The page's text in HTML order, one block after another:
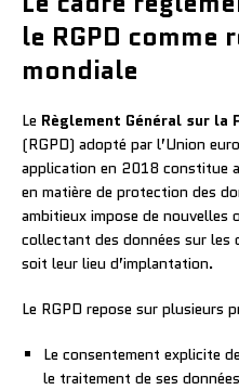
le RGPD comme
mondiale
Le Règlement Général sur la
(RGPD) adopté par l’Union
application en 2018 constitue
en matière de protection des
ambitieux impose de nouvelles
collectant des données sur les
soit leur lieu d’implantation.
Le RGPD repose sur plusieurs
Le consentement explicite
le traitement de ses données